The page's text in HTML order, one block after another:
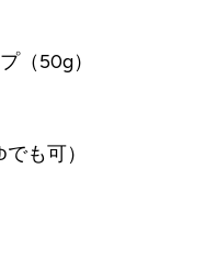
（50g）
も可）